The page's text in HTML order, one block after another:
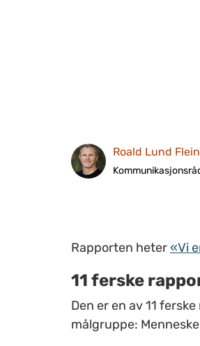
Roald Lund
Rapporten heter«Vi
11 ferske
Den er en av 11
målgruppe: